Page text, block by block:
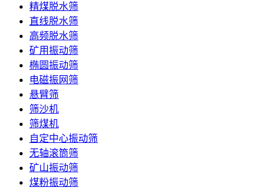
精煤脱水筛
直线脱水筛
高频脱水筛
矿用振动筛
椭圆振动筛
电磁振网筛
悬臂筛
筛沙机
筛煤机
自定中心振动筛
无轴滚筒筛
矿山振动筛
煤粉振动筛